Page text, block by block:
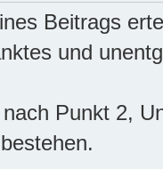
Beitrags
und
Punkt 2,